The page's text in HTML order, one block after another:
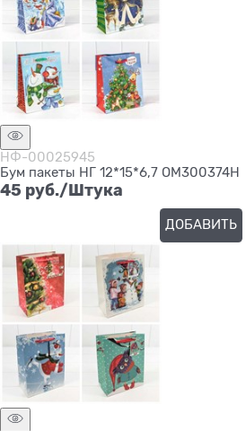
НФ-00025945
Бум пакеты НГ 12*15*6,7 ОМ300374Н
45 руб./Штука
ДОБАВИТЬ